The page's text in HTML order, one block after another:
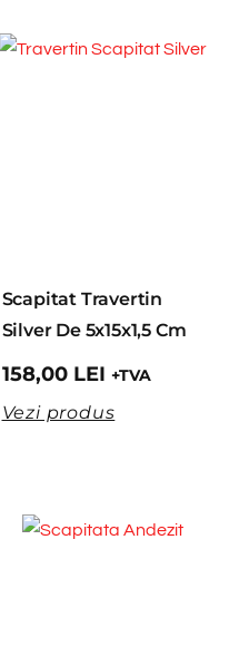
Scapitat Travertin
Silver De 5x15x1,5 Cm
158,00 LEI +TVA
Vezi produs